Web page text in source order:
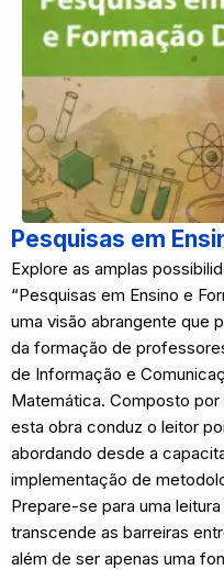
Pesquisas em
Explore as amplas
“Pesquisas em Ensino e
uma visão abrangente que
da formação de
de Informação e
Matemática. Composto
esta obra conduz o leitor
abordando desde a
implementação de
Prepare-se para uma
transcende as barreiras
além de ser apenas uma